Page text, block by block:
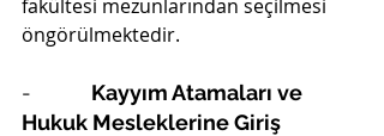
fakültesi mezunlarından seçilmesi
öngörülmektedir.
- Kayyım Atamaları ve
Hukuk Mesleklerine Giriş